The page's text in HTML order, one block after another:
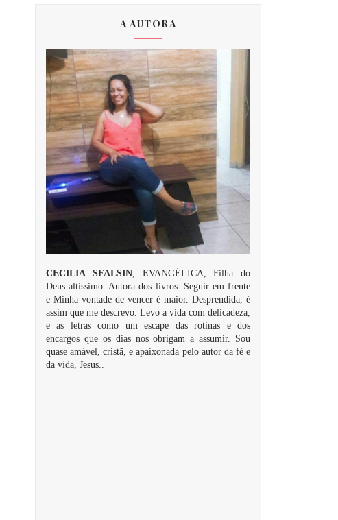
A AUTORA
CECILIA SFALSIN, EVANGÉLICA, Filha do
Deus altíssimo. Autora dos livros: Seguir em frente
e Minha vontade de vencer é maior. Desprendida, é
assim que me descrevo. Levo a vida com delicadeza,
e as letras como um escape das rotinas e dos
encargos que os dias nos obrigam a assumir. Sou
quase amável, cristã, e apaixonada pelo autor da fé e
da vida, Jesus..